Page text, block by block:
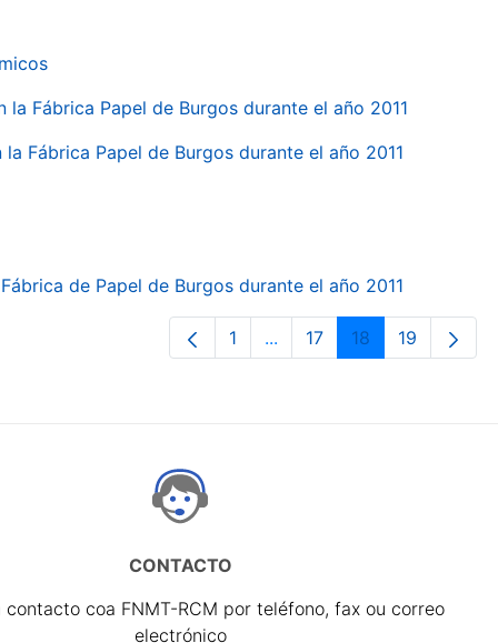
Fábrica Papel de Burgos durante el año 2011
Fábrica Papel de Burgos durante el año 2011
de Papel de Burgos durante el año 2011
Páxina
1 ...Páxinas intermedias Use
Páxina
17 Páxina
18 Páxina
19
CONTACTO
contacto coa FNMT-RCM por teléfono, fax ou correo
electrónico